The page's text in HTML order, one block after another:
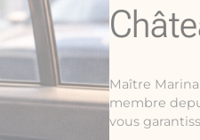
Maître
membre
vous